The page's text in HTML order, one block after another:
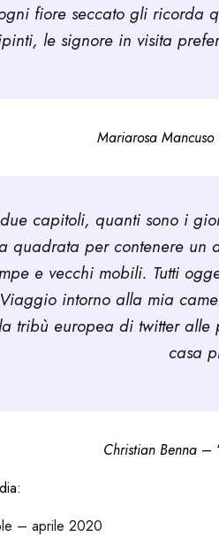
fiore seccato gli ricorda
le signore in visita
Mariarosa Mancuso
capitoli, quanti sono i
quadrata per contenere
e vecchi mobili. Tutti
intorno alla mia
tribù europea di twitter alle
casa
Christian Benna–
– aprile 2020